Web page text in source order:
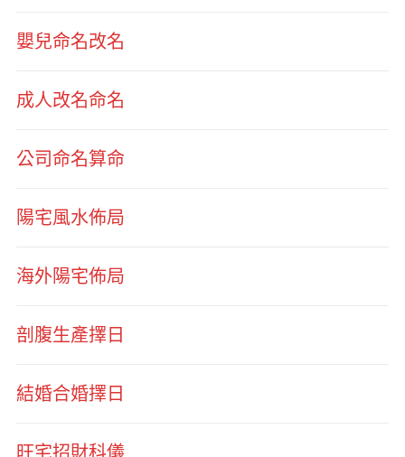
嬰兒命名改名
成人改名命名
公司命名算命
陽宅風水佈局
海外陽宅佈局
剖腹生產擇日
結婚合婚擇日
旺宅招財科儀